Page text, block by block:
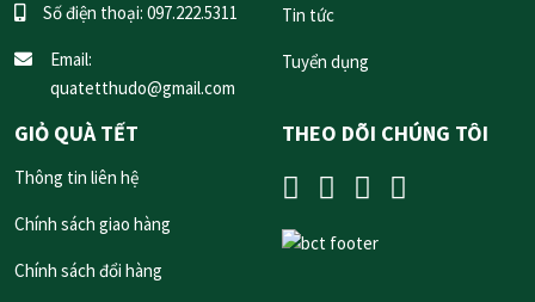
Số điện thoại: 097.222.5311
Email:
quatetthudo@gmail.com
Tin tức
Tuyển dụng
GIỎ QUÀ TẾT
Thông tin liên hệ
Chính sách giao hàng
Chính sách đổi hàng
THEO DÕI CHÚNG TÔI